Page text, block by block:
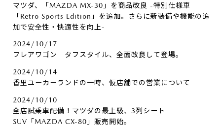
マツダ、「MAZDA MX-30」を商品改良 -特別仕様車
「Retro Sports Edition」を追加。さらに新装備や機能の追
加で安全性・快適性を向上-
2024/10/17
フレアワゴン タフスタイル、全面改良して登場。
2024/10/14
香里ユーカーランドの一時、仮店舗での営業について
2024/10/10
全店試乗車配備！マツダの最上級、3列シート
SUV「MAZDA CX-80」販売開始。